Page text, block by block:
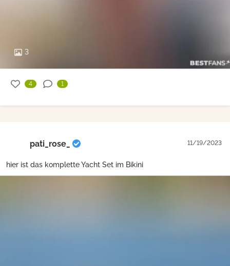
3
4 1
pati_rose_ 11/19/2023
hier ist das komplette Yacht Set im Bikini